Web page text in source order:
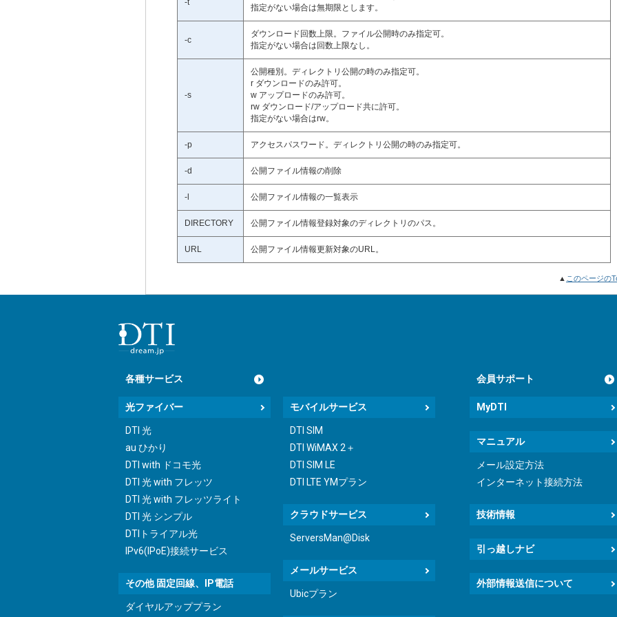
-t
指定がない場合は無期限とします。
-c
ダウンロード回数上限。ファイル公開時のみ指定可。
指定がない場合は回数上限なし。
-s
公開種別。ディレクトリ公開の時のみ指定可。
r ダウンロードのみ許可。
w アップロードのみ許可。
rw ダウンロード/アップロード共に許可。
指定がない場合はrw。
-p アクセスパスワード。ディレクトリ公開の時のみ指定可。
-d 公開ファイル情報の削除
-l 公開ファイル情報の一覧表示
DIRECTORY 公開ファイル情報登録対象のディレクトリのパス。
URL 公開ファイル情報更新対象のURL。
▲ このページの
各種サービス
光ファイバー
DTI 光
au ひかり
DTI with ドコモ光
DTI 光 with フレッツ
DTI 光 with フレッツライト
DTI 光 シンプル
DTIトライアル光
IPv6(IPoE)接続サービス
その他 固定回線、IP電話
ダイヤルアッププラン
モバイルサービス
DTI SIM
DTI WiMAX 2＋
DTI SIM LE
DTI LTE YMプラン
クラウドサービス
ServersMan@Disk
メールサービス
Ubicプラン
会員サポート
MyDTI
マニュアル
メール設定方法
インターネット接続方法
技術情報
引っ越しナビ
外部情報送信について